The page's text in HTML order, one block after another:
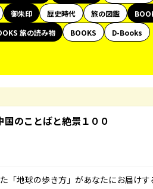
御朱印 歴史時代 旅の図鑑
旅の読み物 BOOKS
D-Books
のことばと絶景１００
「地球の歩き方」があなたにお届け